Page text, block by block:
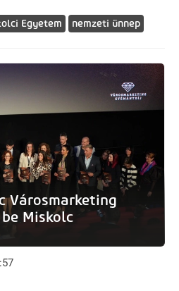
Egyetem nemzeti ünnep
Városmarketing
Miskolc